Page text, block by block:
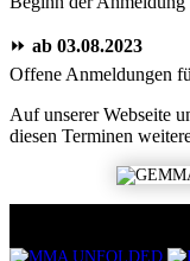
⏩️ ab 03.08.2023
Offene Anmeldungen
Auf unserer Webseite
diesen Terminen